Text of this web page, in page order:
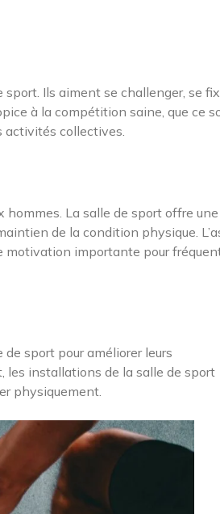
Ils aiment se challenger, se
à la compétition saine, que ce
activités collectives.
hommes. La salle de sport offre une
de la condition physique.
importante pour
sport pour améliorer leurs
les installations de la salle de sport
physiquement.